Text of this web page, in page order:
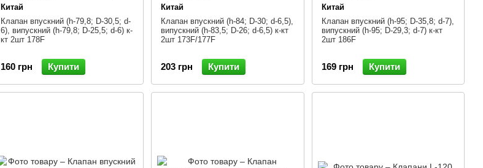
Китай
Клапан впускний (h-79,8; D-30,5; d-
6), випускний (h-79,8; D-25,5; d-6) к-
кт 2шт 178F
160 грн Купити
Китай
Клапан впускний (h-84; D-30; d-6,5),
випускний (h-83,5; D-26; d-6,5) к-кт
2шт 173F/177F
203 грн Купити
Китай
Клапан впускний (h-95; D-35,8; d-7),
випускний (h-95; D-29,3; d-7) к-кт
2шт 186F
169 грн Купити